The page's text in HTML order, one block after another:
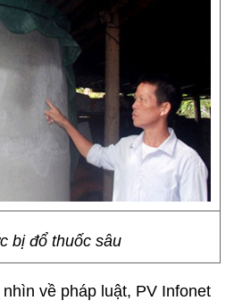
bị đổ thuốc sâu
về pháp luật, PV Infonet